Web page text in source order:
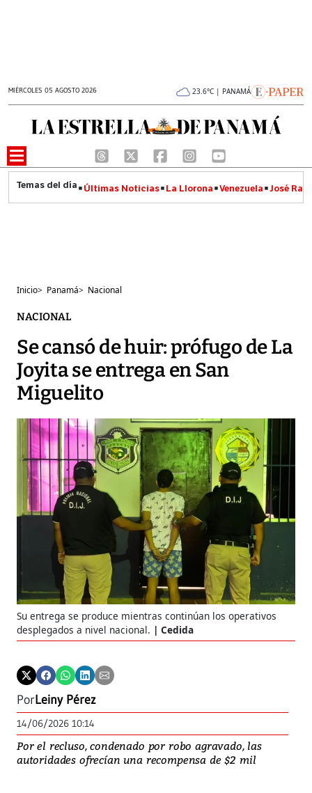
MIÉRCOLES 05 AGOSTO 2026 23.6°C | PANAMÁ
Últimas Noticias La Llorona Venezuela José
Inicio> Panamá> Nacional
NACIONAL
Se cansó de huir: prófugo de La
Joyita se entrega en San
Miguelito
Su entrega se produce mientras continúan los operativos
desplegados a nivel nacional.
Cedida
PorLeiny Pérez
14/06/2026 10:14
Por el recluso, condenado por robo agravado, las
autoridades ofrecían una recompensa de $2 mil